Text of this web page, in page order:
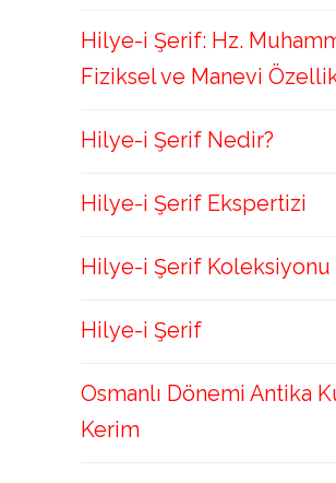
Hilye-i Şerif: Hz.
Fiziksel ve Manevi
Hilye-i Şerif Nedir?
Hilye-i Şerif Ekspertizi
Hilye-i Şerif Koleksiyonu
Hilye-i Şerif
Osmanlı Dönemi Antika
Kerim